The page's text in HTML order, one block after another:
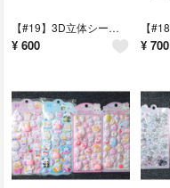
【#19】3D立体シール ラメ入りシール キラキラシール おばけシール 4枚
¥ 600 ¥ 700